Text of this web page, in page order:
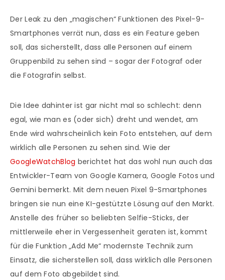
Der Leak zu den „magischen“ Funktionen des Pixel-9-
Smartphones verrät nun, dass es ein Feature geben
soll, das sicherstellt, dass alle Personen auf einem
Gruppenbild zu sehen sind – sogar der Fotograf oder
die Fotografin selbst.
Die Idee dahinter ist gar nicht mal so schlecht: denn
egal, wie man es (oder sich) dreht und wendet, am
Ende wird wahrscheinlich kein Foto entstehen, auf dem
wirklich alle Personen zu sehen sind. Wie der
GoogleWatchBlog berichtet hat das wohl nun auch das
Entwickler-Team von Google Kamera, Google Fotos und
Gemini bemerkt. Mit dem neuen Pixel 9-Smartphones
bringen sie nun eine KI-gestützte Lösung auf den Markt.
Anstelle des früher so beliebten Selfie-Sticks, der
mittlerweile eher in Vergessenheit geraten ist, kommt
für die Funktion „Add Me“ modernste Technik zum
Einsatz, die sicherstellen soll, dass wirklich alle Personen
auf dem Foto abgebildet sind.